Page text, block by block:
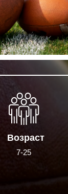
Возраст
7-25